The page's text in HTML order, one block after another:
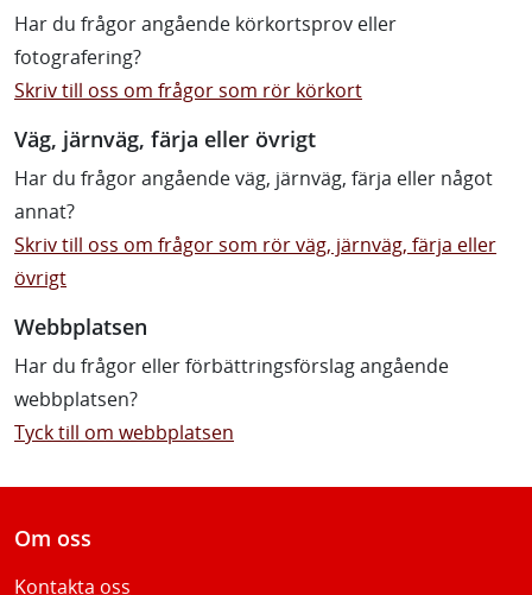
Har du frågor angående körkortsprov eller
fotografering?
Skriv till oss om frågor som rör körkort
Väg, järnväg, färja eller övrigt
Har du frågor angående väg, järnväg, färja eller något
annat?
Skriv till oss om frågor som rör väg, järnväg, färja eller
övrigt
Webbplatsen
Har du frågor eller förbättringsförslag angående
webbplatsen?
Tyck till om webbplatsen
Om oss
Kontakta oss